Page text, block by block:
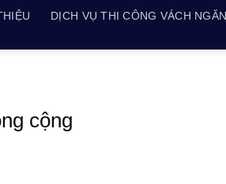
DỊCH VỤ THI CÔNG VÁCH NGĂN
cộng